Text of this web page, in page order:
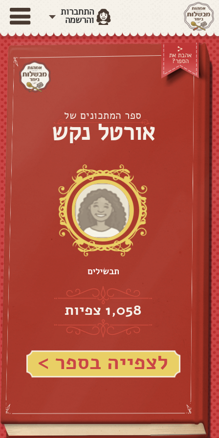
התחברות
והרשמה
אהבת את
הספר?
ספר המתכונים של
אורטל נקש
תבשילים
1,058 צפיות
לצפייה בספר >